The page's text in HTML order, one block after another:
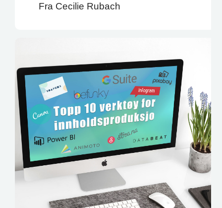
Fra Cecilie Rubach